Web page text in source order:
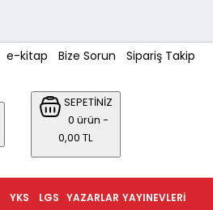
e-kitap Bize Sorun Sipariş Takip
SEPETİNİZ
0 ürün -
0,00 TL
YAYINEVLERI
YAZARLAR
LGS
YKS